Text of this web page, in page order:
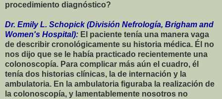
procedimiento diagnóstico?
Dr. Emily L. Schopick (División Nefrología, Brigham and
Women's Hospital): El paciente tenía una manera vaga
de describir cronológicamente su historia médica. Él no
nos dijo que se le había practicado recientemente una
colonoscopía. Para complicar más aún el cuadro, él
tenía dos historias clínicas, la de internación y la
ambulatoria. En la ambulatoria figuraba la realización de
la colonoscopía, y lamentablemente nosotros no